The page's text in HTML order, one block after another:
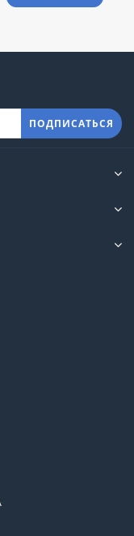
ПОДПИСАТЬСЯ